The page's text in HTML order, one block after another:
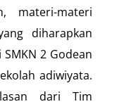
materi-materi
diharapkan
2 Godean
adiwiyata.
dari Tim